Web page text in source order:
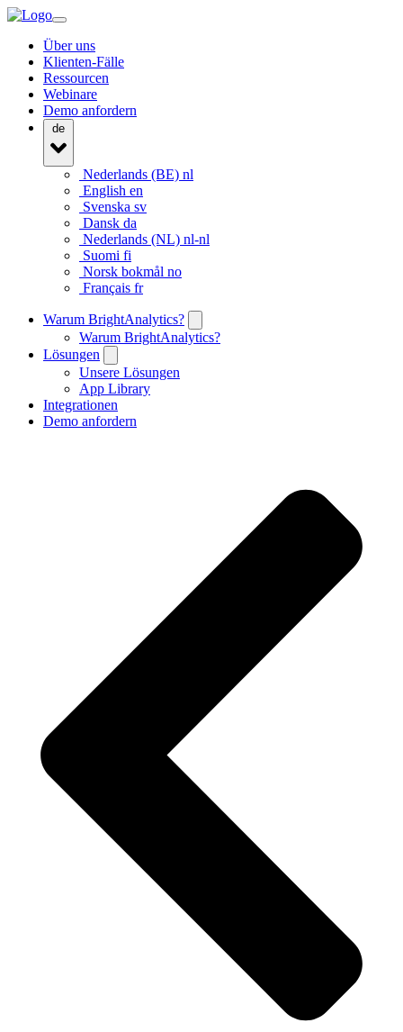
Über uns
Klienten-Fälle
Ressourcen
Webinare
Demo anfordern
Nederlands (BE) nl
English en
Svenska sv
Dansk da
Nederlands (NL) nl-nl
Suomi fi
Norsk bokmål no
Français fr
Warum BrightAnalytics?
Warum BrightAnalytics?
Lösungen
Unsere Lösungen
App Library
Integrationen
Demo anfordern